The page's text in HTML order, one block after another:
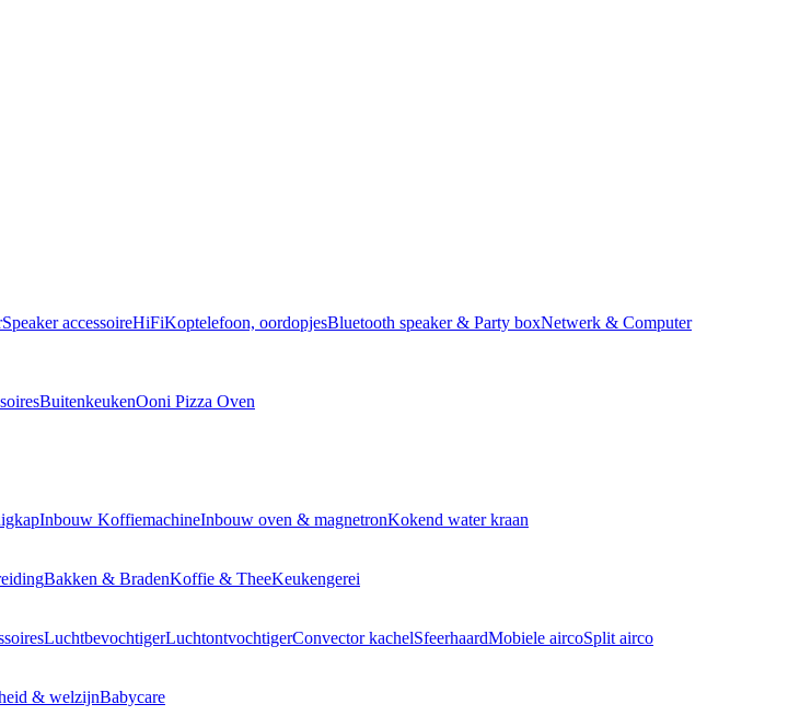
Speaker accessoireHiFiKoptelefoon, oordopjesBluetooth speaker & Party boxNetwerk & Computer
BuitenkeukenOoni Pizza Oven
Inbouw KoffiemachineInbouw oven & magnetronKokend water kraan
Bakken & BradenKoffie & TheeKeukengerei
LuchtbevochtigerLuchtontvochtigerConvector kachelSfeerhaardMobiele aircoSplit airco
& welzijnBabycare